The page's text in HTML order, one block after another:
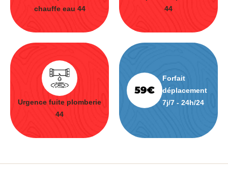
chauffe eau 44
44
Urgence fuite plomberie
44
Forfait
déplacement
7j/7 - 24h/24